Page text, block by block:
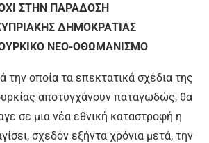
ΣΤΗΝ ΠΑΡΑΔΟΣΗ
ΔΗΜΟΚΡΑΤΙΑΣ
ΝΕΟ-ΟΘΩΜΑΝΙΣΜΟ
την οποία τα επεκτατικά σχέδια της
αποτυγχάνουν παταγωδώς, θα
σε μια νέα εθνική καταστροφή η
σχεδόν εξήντα χρόνια μετά, την